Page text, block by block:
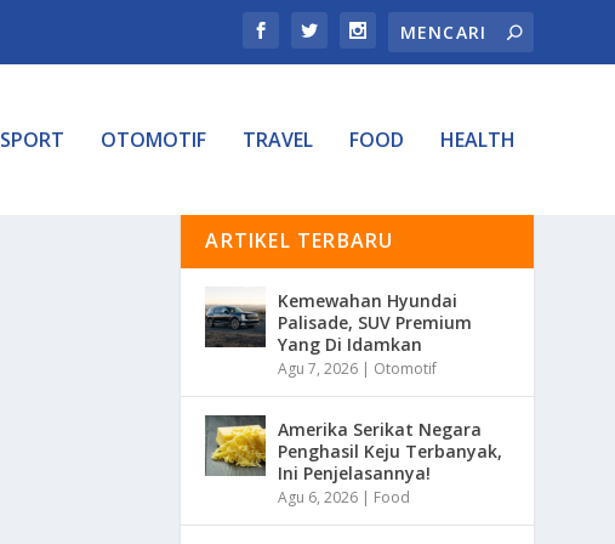
SPORT OTOMOTIF TRAVEL FOOD HEALTH
ARTIKEL TERBARU
Kemewahan Hyundai
Palisade, SUV Premium
Yang Di Idamkan
Agu 7, 2026 | Otomotif
Amerika Serikat Negara
Penghasil Keju Terbanyak,
Ini Penjelasannya!
Agu 6, 2026 | Food